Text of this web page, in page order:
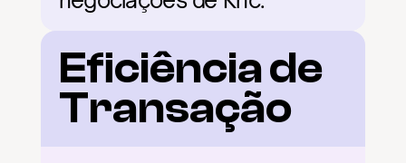
Eficiência de
Transação